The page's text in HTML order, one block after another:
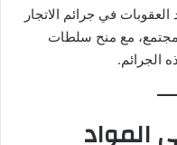
في جرائم الاتجار
مع منح سلطات
الجرائم.
المواد